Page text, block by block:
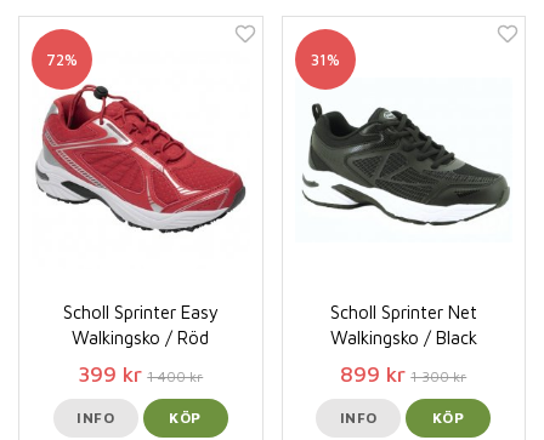
72%
Scholl Sprinter Easy
Walkingsko / Röd
399 kr 1 400 kr
INFO KÖP
31%
Scholl Sprinter Net
Walkingsko / Black
899 kr 1 300 kr
INFO KÖP